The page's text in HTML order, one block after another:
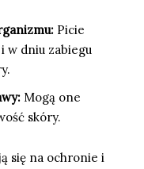
Picie
w dniu zabiegu
Mogą one
skóry.
się na ochronie i